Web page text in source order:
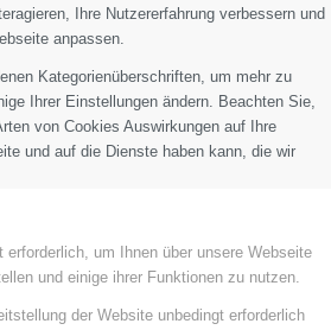
Ihre Nutzererfahrung verbessern und
anpassen.
Kategorienüberschriften, um mehr zu
Ihrer Einstellungen ändern. Beachten Sie,
von Cookies Auswirkungen auf Ihre
und auf die Dienste haben kann, die wir
erforderlich, um Ihnen über unsere Webseite
und einige ihrer Funktionen zu nutzen.
der Website unbedingt erforderlich